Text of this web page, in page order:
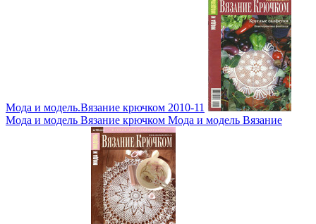
Мода и модель.Вязание крючком 2010-11
Мода и модель Вязание крючком Мода и модель Вязание